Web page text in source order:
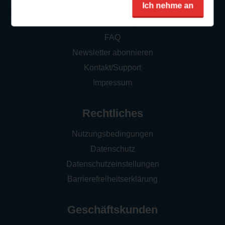
Ich nehme an
FAQ
Newsletter abonnieren
Kontakt/Support
Impressum
Rechtliches
Nutzungsbedingungen
Datenschutz
Datenschutzeinstellungen
Barrierefreiheitserklärung
Geschäftskunden